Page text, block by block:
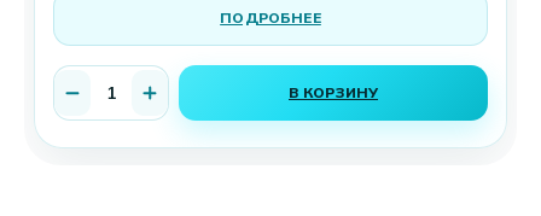
ПОДРОБНЕЕ
В КОРЗИНУ